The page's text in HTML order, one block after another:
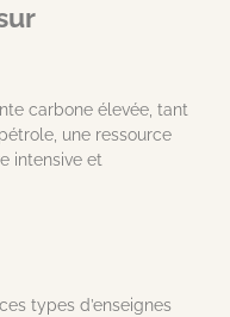
carbone élevée, tant
une ressource
intensive et
types d’enseignes